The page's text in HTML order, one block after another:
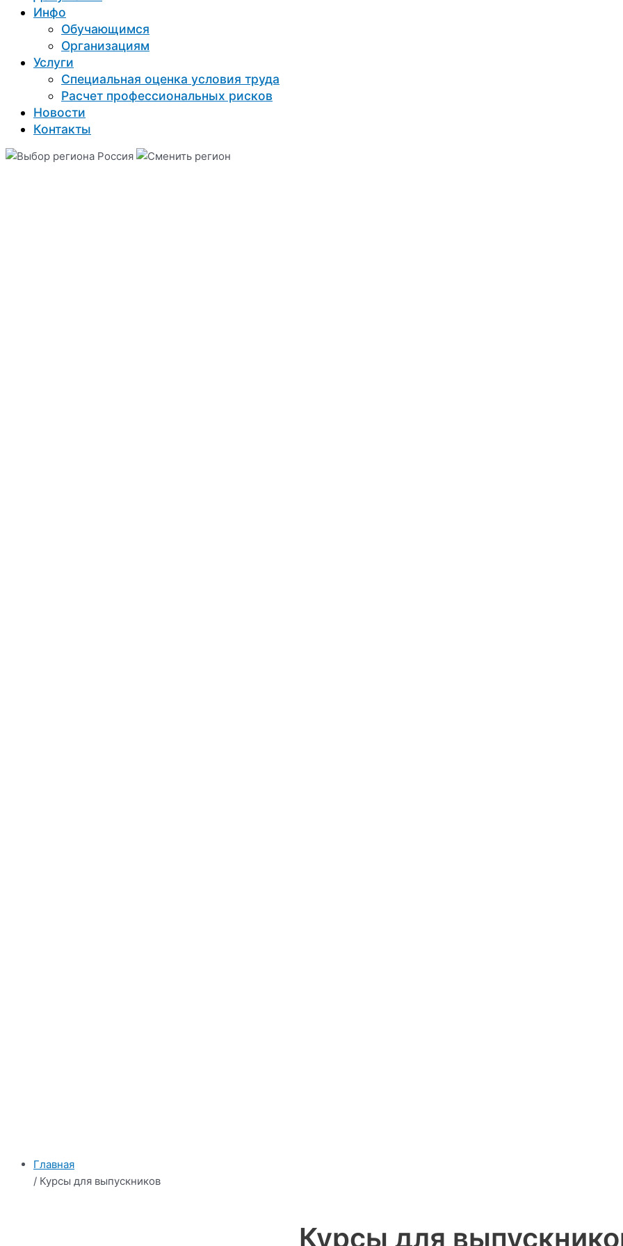
Инфо
Обучающимся
Организациям
Услуги
Специальная оценка условия труда
Расчет профессиональных рисков
Новости
Контакты
Россия
Главная
/ Курсы для выпускников
Курсы для